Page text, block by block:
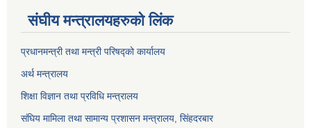
संघीय मन्त्रालयहरुको लिंक
प्रधानमन्त्री तथा मन्त्री परिषद्को कार्यालय
अर्थ मन्त्रालय
शिक्षा विज्ञान तथा प्रविधि मन्त्रालय
संघिय मामिला तथा सामान्य प्रशासन मन्त्रालय, सिंहदरबार